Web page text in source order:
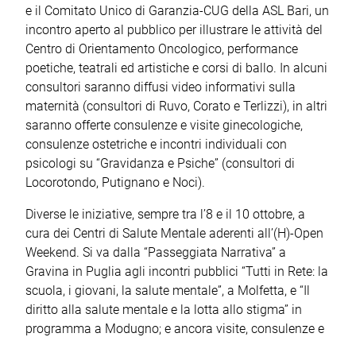
e il Comitato Unico di Garanzia-CUG della ASL Bari, un
incontro aperto al pubblico per illustrare le attività del
Centro di Orientamento Oncologico, performance
poetiche, teatrali ed artistiche e corsi di ballo. In alcuni
consultori saranno diffusi video informativi sulla
maternità (consultori di Ruvo, Corato e Terlizzi), in altri
saranno offerte consulenze e visite ginecologiche,
consulenze ostetriche e incontri individuali con
psicologi su “Gravidanza e Psiche” (consultori di
Locorotondo, Putignano e Noci).
Diverse le iniziative, sempre tra l’8 e il 10 ottobre, a
cura dei Centri di Salute Mentale aderenti all’(H)-Open
Weekend. Si va dalla “Passeggiata Narrativa” a
Gravina in Puglia agli incontri pubblici “Tutti in Rete: la
scuola, i giovani, la salute mentale”, a Molfetta, e “Il
diritto alla salute mentale e la lotta allo stigma” in
programma a Modugno; e ancora visite, consulenze e